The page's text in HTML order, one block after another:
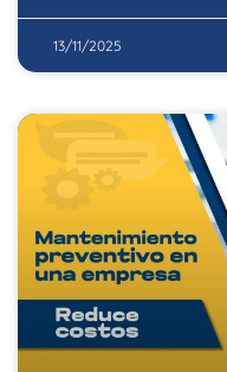
13/11/2025